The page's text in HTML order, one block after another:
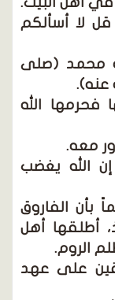
قل لا أسألكم
محمد (صلى
عنه).
الله
الله يغضب
بأن الفاروق
أطلقها أهل
الروم.
على عهد